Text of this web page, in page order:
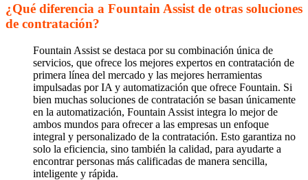
¿Qué diferencia a Fountain Assist de otras soluciones
de contratación?
Fountain Assist se destaca por su combinación única de
servicios, que ofrece los mejores expertos en contratación de
primera línea del mercado y las mejores herramientas
impulsadas por IA y automatización que ofrece Fountain. Si
bien muchas soluciones de contratación se basan únicamente
en la automatización, Fountain Assist integra lo mejor de
ambos mundos para ofrecer a las empresas un enfoque
integral y personalizado de la contratación. Esto garantiza no
solo la eficiencia, sino también la calidad, para ayudarte a
encontrar personas más calificadas de manera sencilla,
inteligente y rápida.